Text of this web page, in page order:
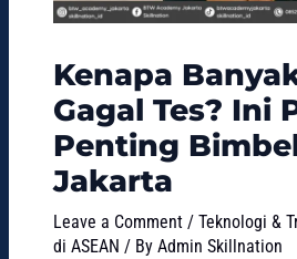
Kenapa
Gagal Tes? Ini
Penting
Jakarta
Leave a Comment /Teknologi &
di ASEAN / ByAdmin Skillnation